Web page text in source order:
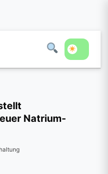
Natrium-